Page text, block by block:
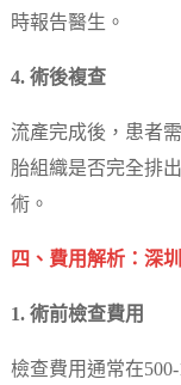
時報告醫生。
4. 術後複查
流產完成後，患者
胎組織是否完全排
術。
四、費用解析：深圳
1. 術前檢查費用
檢查費用通常在